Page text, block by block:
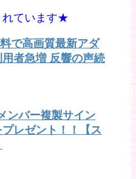
れています★
で高画質最新アダ
者急増 反響の声続
ンバー複製サイン
レゼント！！【ス